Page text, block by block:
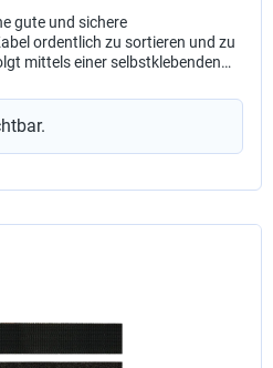
gute und sichere
ordentlich zu sortieren und zu
mittels einer selbstklebenden